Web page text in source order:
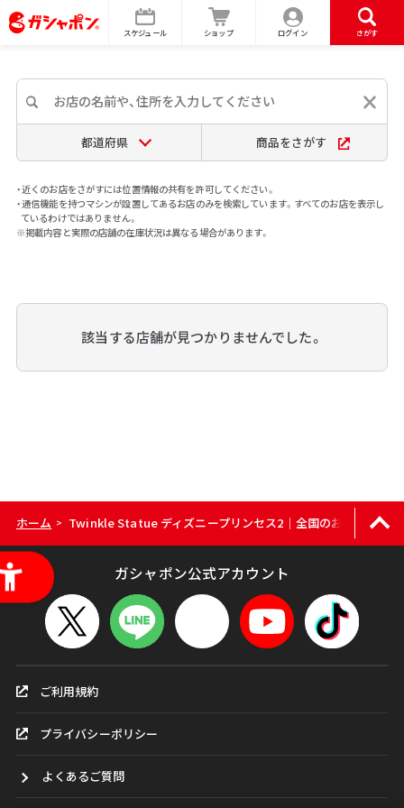
スケジュール ショップ ログイン さがす
都道府県 商品をさがす
・近くのお店をさがすには位置情報の共有を許可してください。
・通信機能を持つマシンが設置してあるお店のみを検索しています。すべてのお店を表示し
ているわけではありません。
※掲載内容と実際の店舗の在庫状況は異なる場合があります。
該当する店舗が見つかりませんでした。
ホーム > Twinkle Statue ディズニープリンセス2｜全国のお店をカン
ガシャポン公式アカウント
ご利用規約
プライバシーポリシー
よくあるご質問